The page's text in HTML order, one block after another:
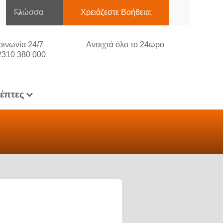
Γλώσσα Χρειάζεστε Βοήθεια;
24/7
380 000
Ανοιχτά όλο το 24ωρο